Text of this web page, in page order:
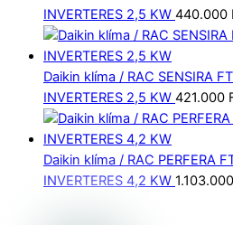
INVERTERES 2,5 KW 440.000
Daikin klíma / RAC SENSIRA
INVERTERES 2,5 KW 421.000
Daikin klíma / RAC PERFERA
INVERTERES 4,2 KW 1.103.000